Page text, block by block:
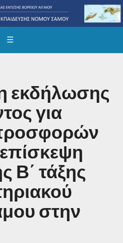
☰
εκδήλωσης
για
Β΄ τάξης
στην